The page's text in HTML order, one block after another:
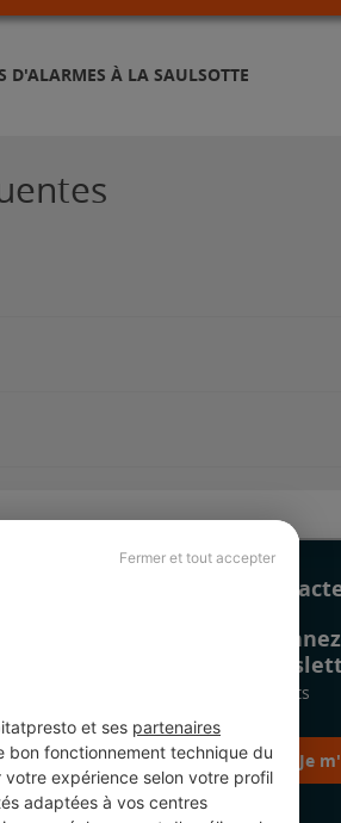
Fermer et tout accepter
et ses partenaires
bon fonctionnement technique du
votre expérience selon votre profil
adaptées à vos centres
D'ALARMES À LA SAULSOTTE
Légal
Charte cookies
gratuits
Je